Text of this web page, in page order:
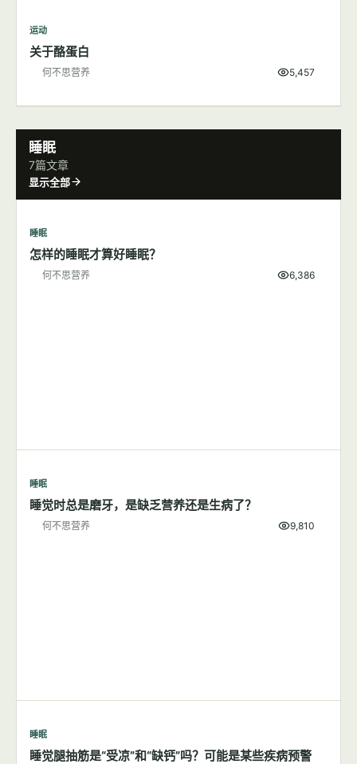
运动
关于酪蛋白
何不思营养 5,457
睡眠
7篇文章
显示全部
睡眠
怎样的睡眠才算好睡眠？
何不思营养 6,386
睡眠
睡觉时总是磨牙，是缺乏营养还是生病了？
何不思营养 9,810
睡眠
睡觉腿抽筋是“受凉”和“缺钙”吗？可能是某些疾病预警